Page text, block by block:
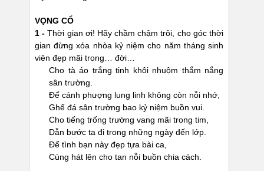
VỌNG CỔ
1 - Thời gian ơi! Hãy chầm chậm trôi, cho góc thời
gian đừng xóa nhòa kỷ niệm cho năm tháng sinh
viên đẹp mãi trong… đời…
Cho tà áo trắng tinh khôi nhuộm thắm nắng
sân trường.
Để cánh phượng lung linh không còn nỗi nhớ,
Ghế đá sân trường bao kỷ niệm buồn vui.
Cho tiếng trống trường vang mãi trong tim,
Dẫn bước ta đi trong những ngày đến lớp.
Để tình bạn này đẹp tựa bài ca,
Cùng hát lên cho tan nỗi buồn chia cách.